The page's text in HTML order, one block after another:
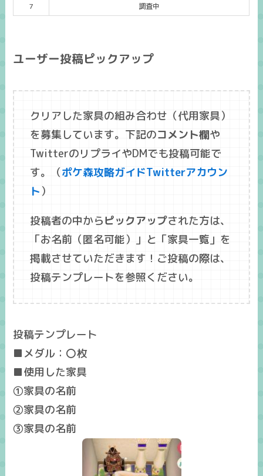
7
調査中
ユーザー投稿ピックアップ
クリアした家具の組み合わせ（代用家具）
を募集しています。下記のコメント欄や
TwitterのリプライやDMでも投稿可能で
す。（ポケ森攻略ガイドTwitterアカウン
ト ）
投稿者の中からピックアップされた方は、
「お名前 （匿名可能）」と「家具一覧」を
掲載させていただきます！ご投稿の際は、
投稿テンプレートを参照ください。
投稿テンプレート
■メダル：〇枚
■使用した家具
①家具の名前
②家具の名前
③家具の名前